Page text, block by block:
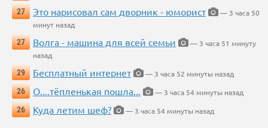
27
Это нарисовал сам дворник - юморист
— 3 часа 50
минут назад
27
Волга - машина для всей семьи
— 3 часа 51 минуту
назад
29
Бесплатный интернет
— 3 часа 52 минуты назад
26
О....тёпленькая пошла...
— 3 часа 54 минуты назад
26
Куда летим шеф? — 3 часа 54 минуты назад